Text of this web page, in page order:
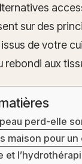
sur des
de votre
rebondi aux
perd-elle
maison pour
et